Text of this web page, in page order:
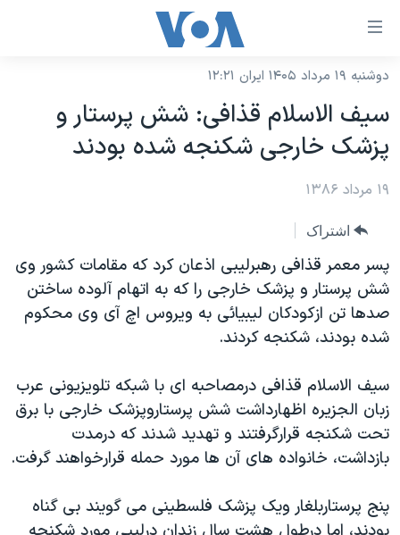
لینکهای
دسترسی
جهش
محتوای
اصلی
جهش
اصلی
جهش
جستجو
نسخه سبک وب‌سایت
موضوع ها
ایران
آمریکا
ورزشی
گزیده‌ها
ویدیوها
فرهنگ و زندگی
حقوق شهروندی
علم و فناوری
برنامه های تلویزیونی
جدول برنامه ها
صفحه‌های ویژه
جام جهانی ۲۰۲۶
عملیات خشم حماسی
بایگانی برنامه‌های تلویزیونی
مستندها
انتخابات ریاست جمهوری آمریکا ۲۰۲۴
رمز مهسا
فرکانس‌های صدای آمریکا
پخش رادیویی
دنبال کنید
دوشنبه ۱۹ مرداد ۱۴۰۵ ایران ۱۲:۲۱
سیف الاسلام قذافی: شش پرستار و
پزشک خارجی شکنجه شده بودند
۱۹ مرداد ۱۳۸۶
اشتراک
پسر معمر قذافی رهبرلیبی اذعان کرد که مقامات کشور وی
شش پرستار و پزشک خارجی را که به اتهام آلوده ساختن
صدها تن ازکودکان لیبیائی به ویروس اچ آی وی محکوم
شده بودند، شکنجه کردند.
سیف الاسلام قذافی درمصاحبه ای با شبکه تلویزیونی عرب
زبان الجزیره اظهارداشت شش پرستاروپزشک خارجی با برق
تحت شکنجه قرارگرفتند و تهدید شدند که درمدت
بازداشت، خانواده های آن ها مورد حمله قرارخواهند گرفت.
پنج پرستاربلغار ویک پزشک فلسطینی می گویند بی گناه